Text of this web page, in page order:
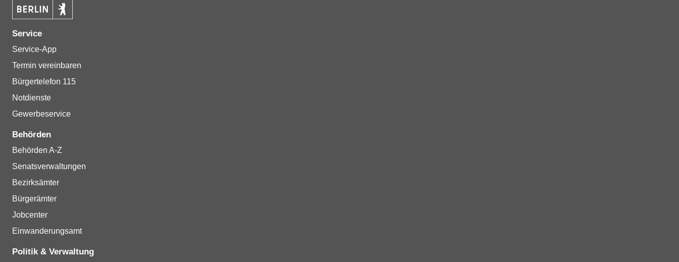
Service
Service-App
Termin vereinbaren
Bürgertelefon 115
Notdienste
Gewerbeservice
Behörden
Behörden A-Z
Senatsverwaltungen
Bezirksämter
Bürgerämter
Jobcenter
Einwanderungsamt
Politik & Verwaltung